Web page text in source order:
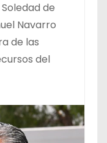
de
Navarro
de las
del